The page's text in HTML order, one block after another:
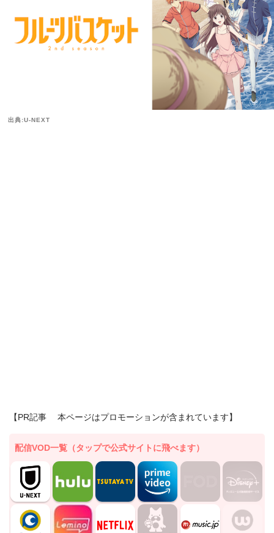
出典:U-NEXT
【PR記事 本ページはプロモーションが含まれています】
配信VOD一覧（タップで公式サイトに飛べます）